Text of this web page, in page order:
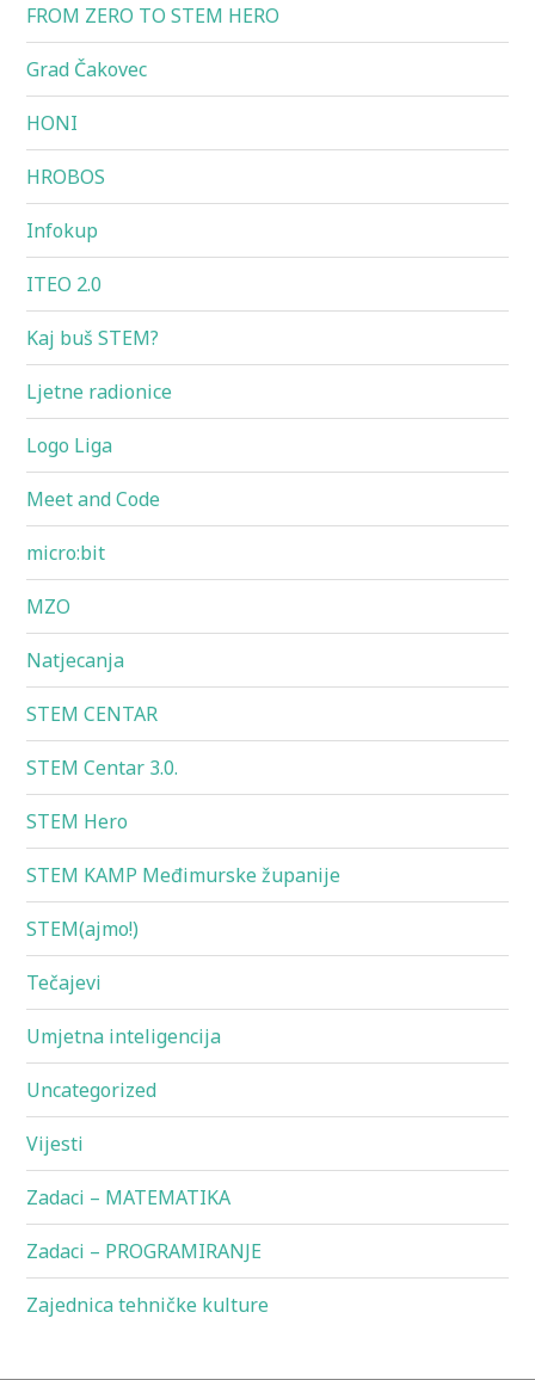
FROM ZERO TO STEM HERO
Grad Čakovec
HONI
HROBOS
Infokup
ITEO 2.0
Kaj buš STEM?
Ljetne radionice
Logo Liga
Meet and Code
micro:bit
MZO
Natjecanja
STEM CENTAR
STEM Centar 3.0.
STEM Hero
STEM KAMP Međimurske županije
STEM(ajmo!)
Tečajevi
Umjetna inteligencija
Uncategorized
Vijesti
Zadaci – MATEMATIKA
Zadaci – PROGRAMIRANJE
Zajednica tehničke kulture